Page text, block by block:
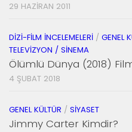
29 HAZIRAN 2011
DIZI-FILM İNCELEMELERI / GENEL
TELEVIZYON / SINEMA
Ölümlü Dünya (2018)
4 ŞUBAT 2018
GENEL KÜLTÜR / SIYASET
Jimmy Carter Kimdir?